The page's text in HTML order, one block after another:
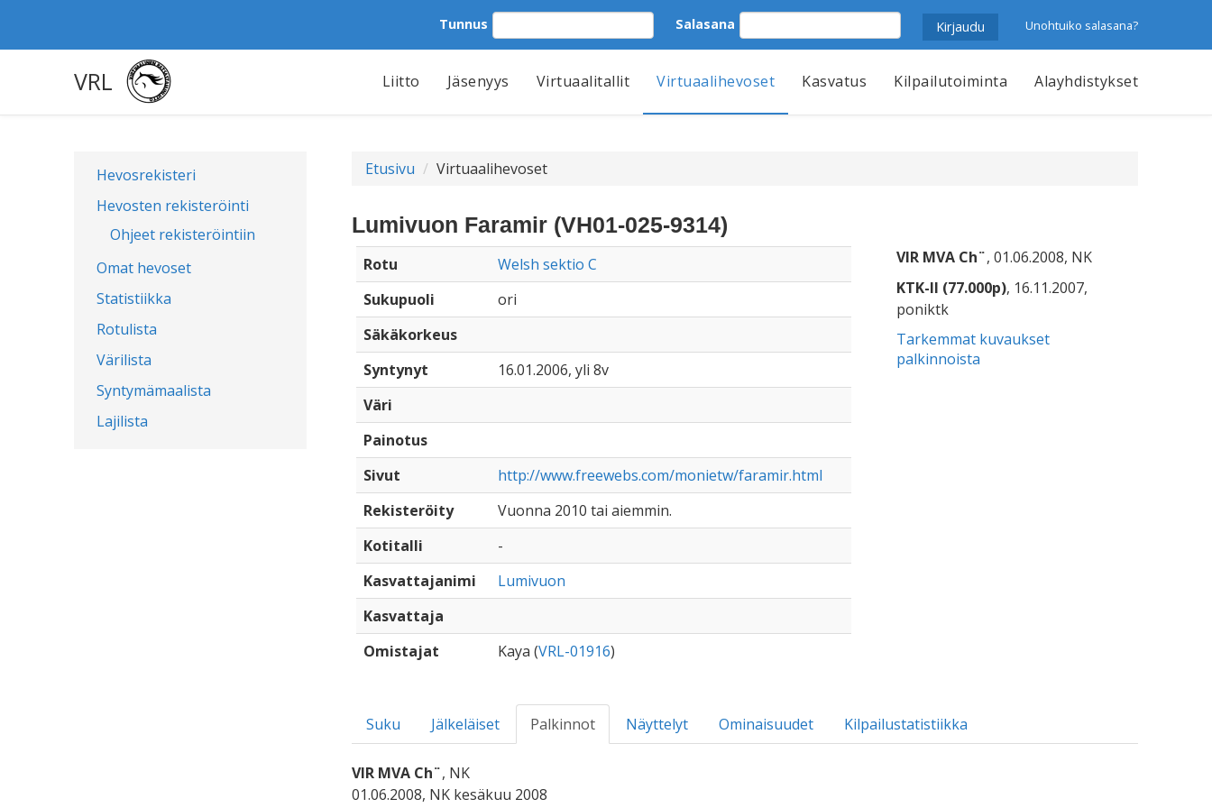
Tunnus Salasana Unohtuiko salasana?
VRL Liitto Jäsenyys Virtuaalitallit Virtuaalihevoset Kasvatus Kilpailutoiminta Alayhdistykset
Hevosrekisteri
Hevosten rekisteröinti
Ohjeet rekisteröintiin
Omat hevoset
Statistiikka
Rotulista
Värilista
Syntymämaalista
Lajilista
Etusivu Virtuaalihevoset
Lumivuon Faramir (VH01-025-9314)
Rotu
Welsh sektio C
Sukupuoli
ori
Säkäkorkeus
Syntynyt
16.01.2006, yli 8v
Väri
Painotus
Sivut
http://www.freewebs.com/monietw/faramir.html
Rekisteröity
Vuonna 2010 tai aiemmin.
Kotitalli
-
Kasvattajanimi
Lumivuon
Kasvattaja
Omistajat
Kaya (VRL-01916)
VIR MVA Ch¨, 01.06.2008, NK
KTK-II (77.000p), 16.11.2007,
poniktk
Tarkemmat kuvaukset
palkinnoista
Suku Jälkeläiset Palkinnot Näyttelyt Ominaisuudet Kilpailustatistiikka
VIR MVA Ch¨, NK
01.06.2008, NK kesäkuu 2008